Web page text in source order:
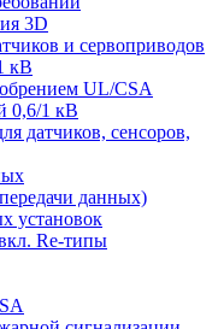
3D
и сервоприводов
кВ
UL/CSA
0,6/1 кВ
датчиков, cенсоров,
данных)
установок
Re-типы